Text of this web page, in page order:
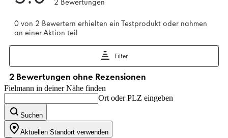
Fielmann in deiner Nähe finden
Ort oder PLZ eingeben
Suchen
Aktuellen Standort verwenden